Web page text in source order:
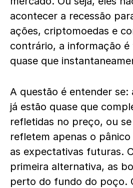
acontecer a recessão
ações, criptomoedas e
contrário, a informação é
quase que
A questão é entender se:
já estão quase que
refletidas no preço, ou
refletem apenas o
as expectativas futuras.
primeira alternativa, as
perto do fundo do poço.